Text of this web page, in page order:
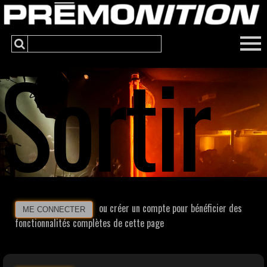
Sortir
ME CONNECTER
ou créer un compte pour bénéficier des
fonctionnalités complètes de cette page